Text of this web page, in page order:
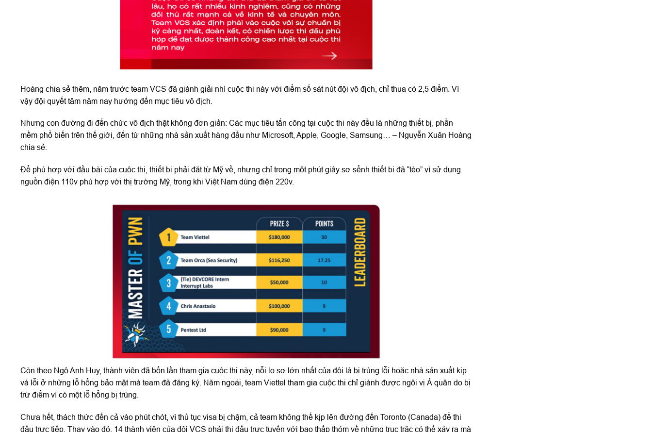
Hoàng chia sẻ thêm, năm trước team VCS đã giành giải nhì cuộc thi này với điểm số sát nút đội vô địch, chỉ thua có 2,5 điểm. Vì
vậy đội quyết tâm năm nay hướng đến mục tiêu vô địch.
Nhưng con đường đi đến chức vô địch thật không đơn giản: Các mục tiêu tấn công tại cuộc thi này đều là những thiết bị, phần
mềm phổ biến trên thế giới, đến từ những nhà sản xuất hàng đầu như Microsoft, Apple, Google, Samsung… – Nguyễn Xuân Hoàng
chia sẻ.
Để phù hợp với đầu bài của cuộc thi, thiết bị phải đặt từ Mỹ về, nhưng chỉ trong một phút giây sơ sểnh thiết bị đã “tèo” vì sử dụng
nguồn điện 110v phù hợp với thị trường Mỹ, trong khi Việt Nam dùng điện 220v.
Còn theo Ngô Anh Huy, thành viên đã bốn lần tham gia cuộc thi này, nỗi lo sợ lớn nhất của đội là bị trùng lỗi hoặc nhà sản xuất kịp
vá lỗi ở những lỗ hổng bảo mật mà team đã đăng ký. Năm ngoái, team Viettel tham gia cuộc thi chỉ giành được ngôi vị Á quân do bị
trừ điểm vì có một lỗ hổng bị trùng.
Chưa hết, thách thức đến cả vào phút chót, vì thủ tục visa bị chậm, cả team không thể kịp lên đường đến Toronto (Canada) để thi
đấu trực tiếp. Thay vào đó, 14 thành viên của đội VCS phải thi đấu trực tuyến với bao thấp thỏm về những trục trặc có thể xảy ra mà